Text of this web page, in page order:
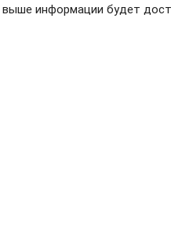
выше информации будет